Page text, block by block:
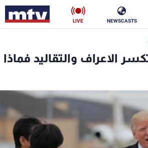
NEWSCASTS
LIVE
الاعراف والتقاليد فماذا
ناس
رياضة